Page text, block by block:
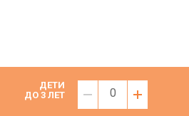
ДЕТИ
ДО 3 ЛЕТ
0